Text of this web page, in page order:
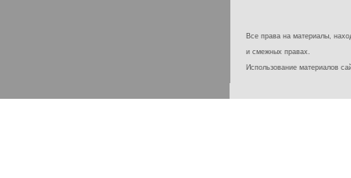
Все права на материалы,
и смежных правах.
Использование материалов